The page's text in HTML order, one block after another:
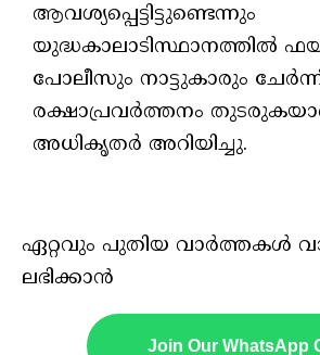
ആവശ്യപ്പെട്ടിട്ടുണ്ടെന്നും
യുദ്ധകാലാടിസ്ഥാനത്തിൽ
പോലീസും നാട്ടുകാരും
രക്ഷാപ്രവർത്തനം
അധികൃതർ അറിയിച്ചു.
ഏറ്റവും പുതിയ വാർത്തകൾ
ലഭിക്കാൻ
Join Our WhatsApp